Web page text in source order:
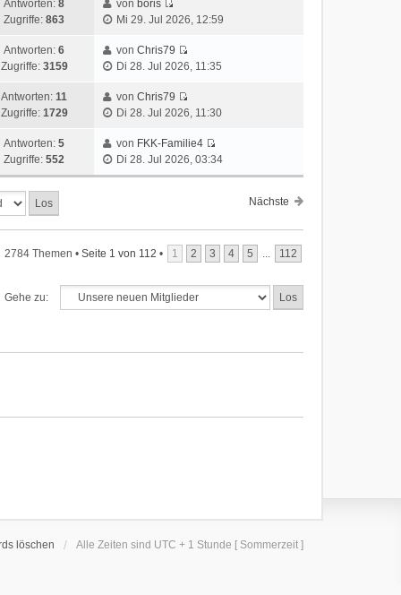
Antworten: 8
Zugriffe: 863
von boris
Mi 29. Jul 2026, 12:59
Antworten: 6
Zugriffe: 3159
vonChris79
Di 28. Jul 2026, 11:35
Antworten: 11
Zugriffe: 1729
vonChris79
Di 28. Jul 2026, 11:30
Antworten: 5
Zugriffe: 552
von FKK-Familie4
Di 28. Jul 2026, 03:34
Nächste
2784 Themen • Seite 1 von 112 • 1 2 3 4 5 ... 112
Gehe zu:
löschen Alle Zeiten sind UTC + 1 Stunde [ Sommerzeit ]